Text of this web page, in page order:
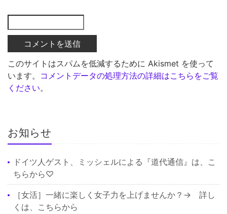
このサイトはスパムを低減するために Akismet を使って
います。 コメントデータの処理方法の詳細はこちらをご覧
ください。
お知らせ
ドイツ人ゲスト、ミッシェルによる『道代通信』は、 こ
ちらから♡
［女活］一緒に楽しく女子力を上げませんか？→ 詳し
くは、 こちらから